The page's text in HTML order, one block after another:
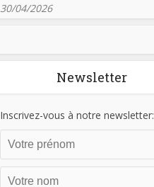
30/04/2026
Newsletter
Inscrivez-vous à notre newsletter: